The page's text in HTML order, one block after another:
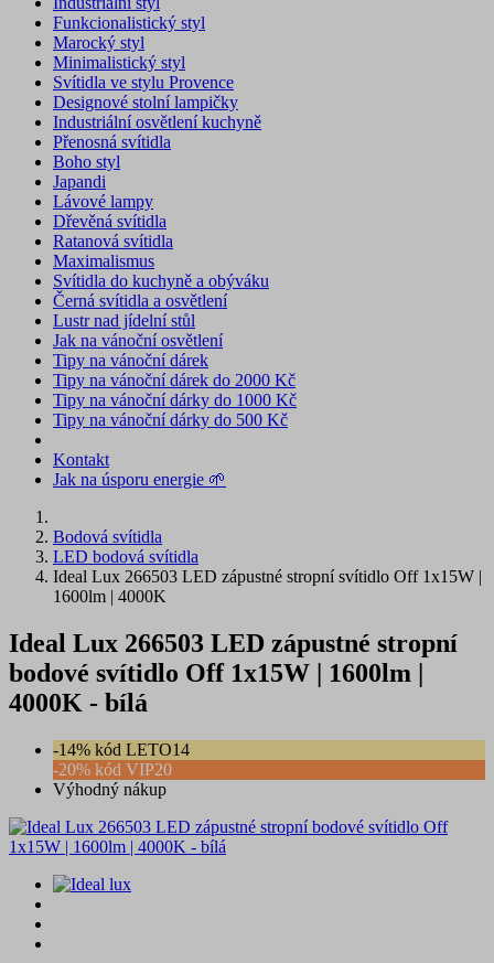
Funkcionalistický styl
Marocký styl
Minimalistický styl
Svítidla ve stylu Provence
Designové stolní lampičky
Industriální osvětlení kuchyně
Přenosná svítidla
Boho styl
Japandi
Lávové lampy
Dřevěná svítidla
Ratanová svítidla
Maximalismus
Svítidla do kuchyně a obýváku
Černá svítidla a osvětlení
Lustr nad jídelní stůl
Jak na vánoční osvětlení
Tipy na vánoční dárek
Tipy na vánoční dárek do 2000 Kč
Tipy na vánoční dárky do 1000 Kč
Tipy na vánoční dárky do 500 Kč
Kontakt
Jak na úsporu energie 🌱
Bodová svítidla
LED bodová svítidla
Ideal Lux 266503 LED zápustné stropní svítidlo Off 1x15W |
1600lm | 4000K
Ideal Lux 266503 LED zápustné stropní
bodové svítidlo Off 1x15W | 1600lm |
4000K - bílá
-14% kód LETO14
-20% kód VIP20
Výhodný nákup